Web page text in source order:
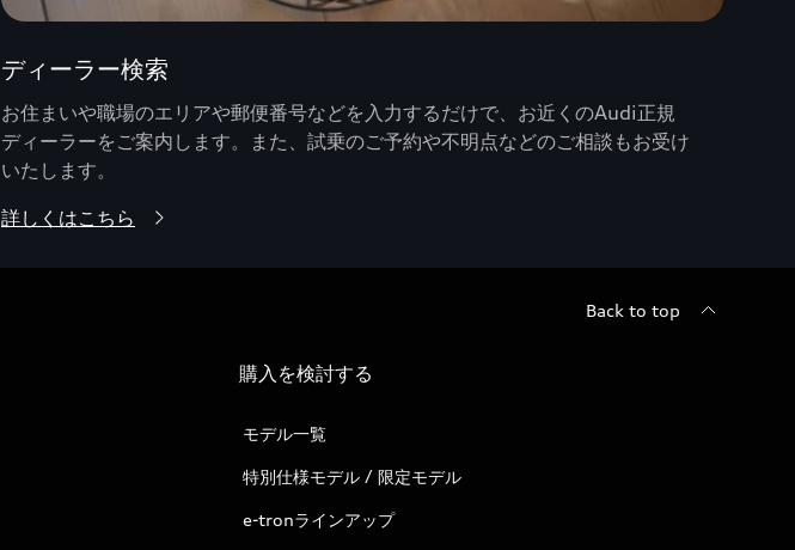
ディーラー検索
お住まいや職場のエリアや郵便番号などを入力するだけで、お近くのAudi正規
ディーラーをご案内します。また、試乗のご予約や不明点などのご相談もお受け
いたします。
詳しくはこちら
Back to top
購入を検討する
モデル一覧
特別仕様モデル / 限定モデル
e-tronラインアップ